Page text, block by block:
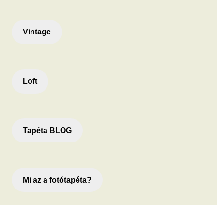
Vintage
Loft
Tapéta BLOG
Mi az a fotótapéta?